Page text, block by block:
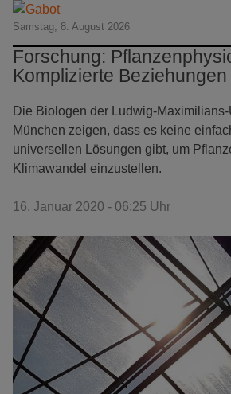
Samstag, 8. August 2026
Forschung:
Komplizierte Beziehungen
Die Biologen der Ludwig-
München zeigen, dass es keine
universellen Lösungen gibt, um
Klimawandel einzustellen.
16. Januar 2020 - 06:25 Uhr